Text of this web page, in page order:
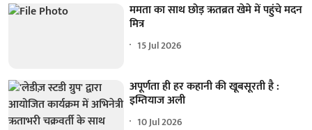
ममता का साथ छोड़ ऋतब्रत खेमे में पहुंचे मदन
मित्र
15 Jul 2026
अपूर्णता ही हर कहानी की खूबसूरती है :
इम्तियाज अली
10 Jul 2026